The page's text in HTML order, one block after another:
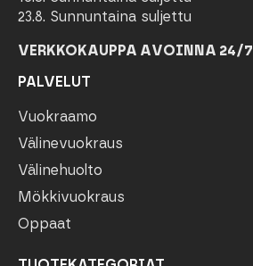
23.8. Sunnuntaina suljettu
VERKKOKAUPPA AVOINNA 24/7
PALVELUT
Vuokraamo
Välinevuokraus
Välinehuolto
Mökkivuokraus
Oppaat